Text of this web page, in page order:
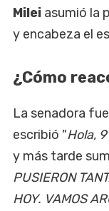
Milei asumió la
y encabeza el
¿Cómo
La senadora
escribió "Hola,
y más tarde
PUSIERON
HOY. VAMOS